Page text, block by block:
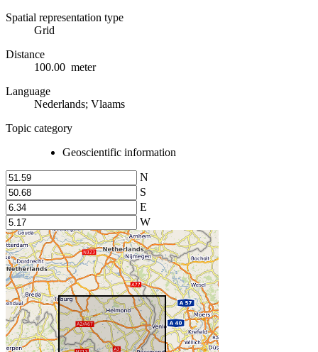
Spatial representation type
Grid
Distance
100.00 meter
Language
Nederlands; Vlaams
Topic category
Geoscientific information
N
S
E
W